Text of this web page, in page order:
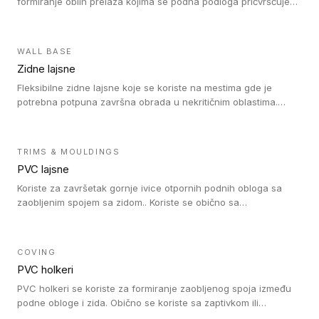
WALL BASE
Zidne lajsne
Fleksibilne zidne lajsne koje se koriste na mestima gde je
potrebna potpuna završna obrada u nekritičnim oblastima.
TRIMS & MOULDINGS
PVC lajsne
Koriste za završetak gornje ivice otpornih podnih obloga sa
zaobljenim spojem sa zidom.. Koriste se obično sa
rešenje).
COVING
PVC holkeri
PVC holkeri se koriste za formiranje zaobljenog spoja između
podne obloge i zida. Obično se koriste sa zaptivkom ili